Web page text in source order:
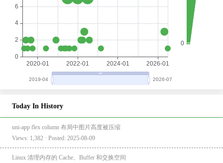
Today In History
uni-app flex column 布局中图片高度被压缩
Views: 1,382 · Posted: 2025-08-09
Linux 清理内存的 Cache、Buffer 和交换空间